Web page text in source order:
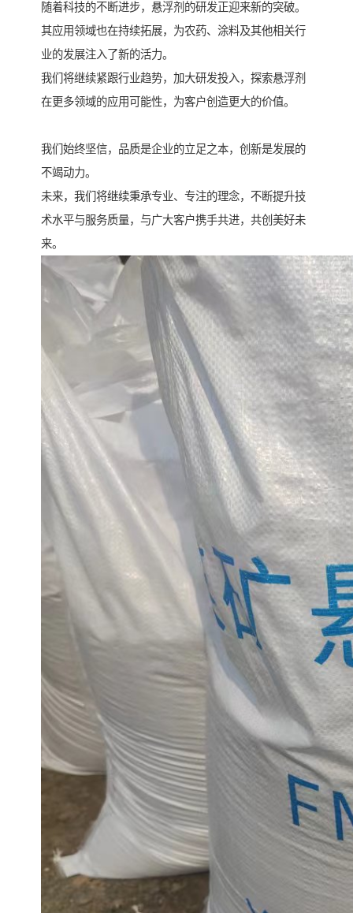
随着科技的不断进步，悬浮剂的研发正迎来新的突破。
其应用领域也在持续拓展，为农药、涂料及其他相关行
业的发展注入了新的活力。
我们将继续紧跟行业趋势，加大研发投入，探索悬浮剂
在更多领域的应用可能性，为客户创造更大的价值。
我们始终坚信，品质是企业的立足之本，创新是发展的
不竭动力。
未来，我们将继续秉承专业、专注的理念，不断提升技
术水平与服务质量，与广大客户携手共进，共创美好未
来。